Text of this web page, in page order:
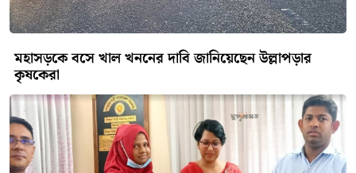
মহাসড়কে বসে খাল খননের দাবি জানিয়েছেন উল্লাপড়ার
কৃষকেরা